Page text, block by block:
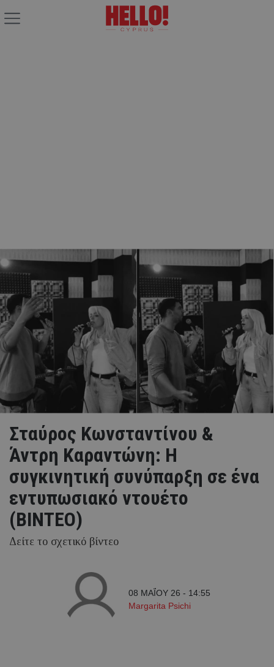
Σταύρος Κωνσταντίνου &
Άντρη Καραντώνη: H
συγκινητική συνύπαρξη σε ένα
εντυπωσιακό ντουέτο
(ΒΙΝΤΕΟ)
Δείτε το σχετικό βίντεο
08 ΜΑΪ́ΟΥ 26 - 14:55
Margarita Psichi